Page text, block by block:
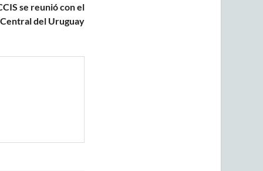
se reunió con el
del Uruguay